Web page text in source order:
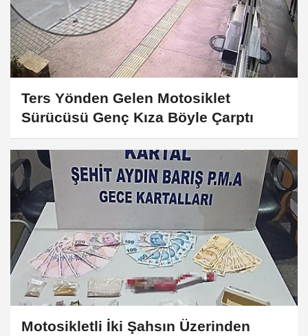
Ters Yönden Gelen Motosiklet
Sürücüsü Genç Kıza Böyle Çarptı
Motosikletli İki Şahsın Üzerinden